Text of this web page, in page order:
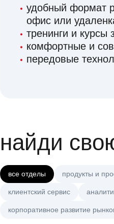
удобный формат
офис или
тренинги и курсы
комфортные и
передовые
найди
все отделы продукты и
клиентский сервис
корпоративное развитие